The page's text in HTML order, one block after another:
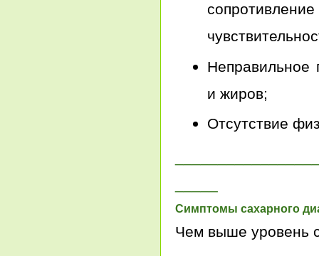
Неправильное
и жиров;
Отсутствие
Симптомы сахарного
Чем выше уровень